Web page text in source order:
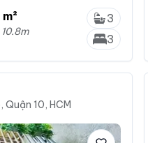
3
3
Quận 10, HCM